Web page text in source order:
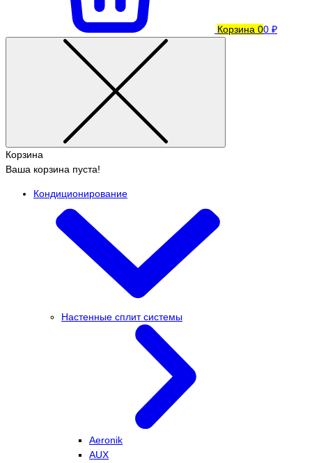
Корзина 00 ₽
Корзина
Ваша корзина пуста!
Кондиционирование
Настенные сплит системы
Aeronik
AUX